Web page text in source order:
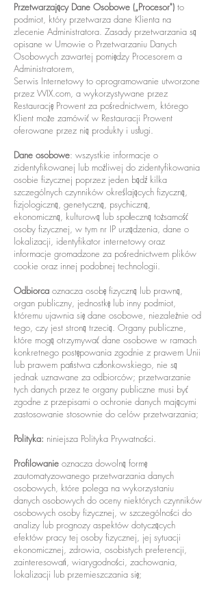
Przetwarzający Dane Osobowe („Procesor") to
podmiot, który przetwarza dane Klienta na
zlecenie Administratora. Zasady przetwarzania są
opisane w Umowie o Przetwarzaniu Danych
Osobowych zawartej pomiędzy Procesorem a
Administratorem,
Serwis Internetowy to oprogramowanie utworzone
przez WIX.com, a wykorzystywane przez
Restaurację Prowent za pośrednictwem, którego
Klient może zamówić w Restauracji Prowent
oferowane przez nią produkty i usługi.
Dane osobowe: wszystkie informacje o
zidentyfikowanej lub możliwej do zidentyfikowania
osobie fizycznej poprzez jeden bądź kilka
szczególnych czynników określających fizyczną,
fizjologiczną, genetyczną, psychiczną,
ekonomiczną, kulturową lub społeczną tożsamość
osoby fizycznej, w tym nr IP urządzenia, dane o
lokalizacji, identyfikator internetowy oraz
informacje gromadzone za pośrednictwem plików
cookie oraz innej podobnej technologii.
Odbiorca oznacza osobę fizyczną lub prawną,
organ publiczny, jednostkę lub inny podmiot,
któremu ujawnia się dane osobowe, niezależnie od
tego, czy jest stroną trzecią. Organy publiczne,
które mogą otrzymywać dane osobowe w ramach
konkretnego postępowania zgodnie z prawem Unii
lub prawem państwa członkowskiego, nie są
jednak uznawane za odbiorców; przetwarzanie
tych danych przez te organy publiczne musi być
zgodne z przepisami o ochronie danych mającymi
zastosowanie stosownie do celów przetwarzania;
Polityka: niniejsza Polityka Prywatności.
Profilowanie oznacza dowolną formę
zautomatyzowanego przetwarzania danych
osobowych, które polega na wykorzystaniu
danych osobowych do oceny niektórych czynników
osobowych osoby fizycznej, w szczególności do
analizy lub prognozy aspektów dotyczących
efektów pracy tej osoby fizycznej, jej sytuacji
ekonomicznej, zdrowia, osobistych preferencji,
zainteresowań, wiarygodności, zachowania,
lokalizacji lub przemieszczania się;